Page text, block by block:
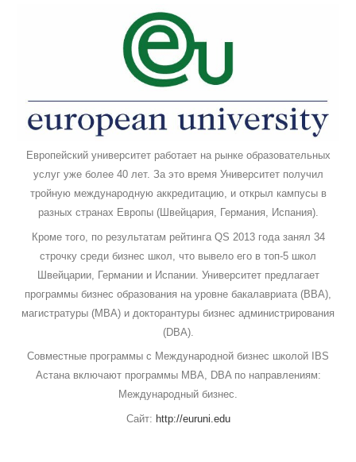
Европейский университет работает на рынке образовательных
услуг уже более 40 лет. За это время Университет получил
тройную международную аккредитацию, и открыл кампусы в
разных странах Европы (Швейцария, Германия, Испания).
Кроме того, по результатам рейтинга QS 2013 года занял 34
строчку среди бизнес школ, что вывело его в топ-5 школ
Швейцарии, Германии и Испании. Университет предлагает
программы бизнес образования на уровне бакалавриата (BBA),
магистратуры (MBA) и докторантуры бизнес администрирования
(DBA).
Совместные программы с Международной бизнес школой IBS
Астана включают программы MBA, DBA по направлениям:
Международный бизнес.
Сайт: http://euruni.edu